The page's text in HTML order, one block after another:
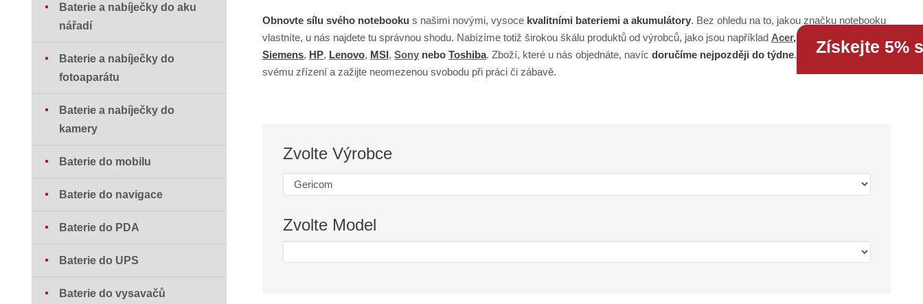
Obnovte sílu svého notebooku s našimi novými, vysoce kvalitními bateriemi a akumulátory. Bez ohledu na to, jakou značku notebooku
vlastníte, u nás najdete tu správnou shodu. Nabízíme totiž širokou škálu produktů od výrobců, jako jsou například Acer, Dell
Siemens, HP, Lenovo, MSI, Sony nebo Toshiba. Zboží, které u nás objednáte, navíc doručíme nejpozději do týdne. Prodlužte životnost
svému zřízení a zažijte neomezenou svobodu při práci či zábavě.
Zvolte Výrobce
Zvolte Model
Baterie a nabíječky do aku
nářadí
Baterie a nabíječky do
fotoaparátu
Baterie a nabíječky do
kamery
Baterie do mobilu
Baterie do navigace
Baterie do PDA
Baterie do UPS
Baterie do vysavačů
Získejte 5%